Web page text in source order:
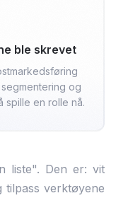
ble skrevet
og
spille en rolle nå.
liste". Den er: vit
tilpass verktøyene